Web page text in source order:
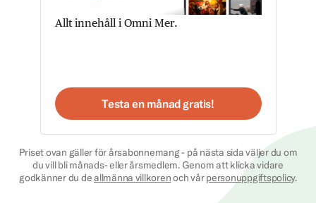
Allt innehåll i Omni Mer.
Testa en månad gratis!
Priset ovan gäller för årsabonnemang - på nästa sida väljer du om
du vill bli månads- eller årsmedlem. Genom att klicka vidare
godkänner du deallmänna villkorenoch vårpersonuppgiftspolicy.